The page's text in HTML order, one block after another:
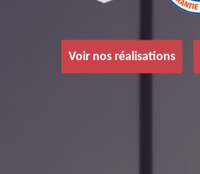
Voir nos réalisations